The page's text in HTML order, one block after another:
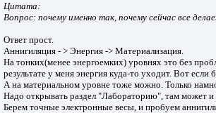
Цитата:
Вопрос: почему именно так, почему сейчас все
Ответ прост.
Аннигиляция - > Энергия -> Материализация.
На тонких(менее энергоемких) уровнях это без
результате у меня энергия куда-то уходит. Вот если
А на материальном уровне тоже можно. Только
Надо открывать раздел "Лабораторию", там может
Берем точные электронные весы, и пробуем